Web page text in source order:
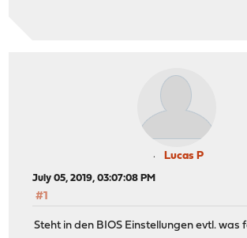
Lucas P
July 05, 2019, 03:07:08 PM
#1
Steht in den BIOS Einstellungen evtl. was